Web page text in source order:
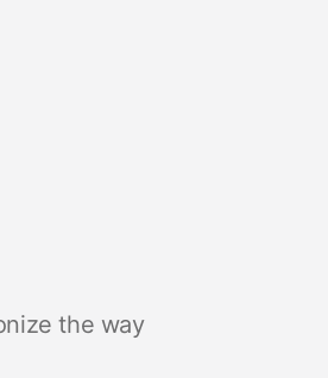
the way